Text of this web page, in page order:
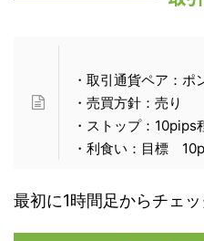
・取引通貨ペア：ポ
・売買方針：売り
・ストップ：10pips
・利食い：目標
最初に1時間足からチェッ